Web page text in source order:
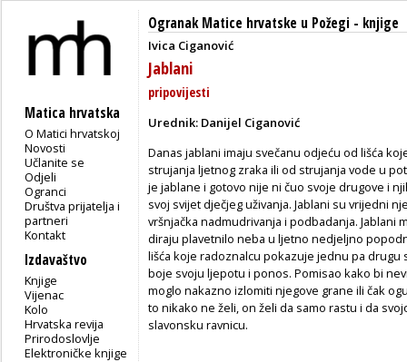
Matica hrvatska
O Matici hrvatskoj
Novosti
Učlanite se
Odjeli
Ogranci
Društva prijatelja i
partneri
Kontakt
Izdavaštvo
Knjige
Vijenac
Kolo
Hrvatska revija
Prirodoslovlje
Elektroničke knjige
Ogranak Matice hrvatske u Požegi - knjige
Ivica Ciganović
Jablani
pripovijesti
Urednik: Danijel Ciganović
Danas jablani imaju svečanu odjeću od lišća
strujanja ljetnog zraka ili od strujanja vode u
je jablane i gotovo nije ni čuo svoje drugove i
svoj svijet dječjeg uživanja. Jablani su vrijedni
vršnjačka nadmudrivanja i podbadanja. Jablani
diraju plavetnilo neba u ljetno nedjeljno
lišća koje radoznalcu pokazuje jednu pa
boje svoju ljepotu i ponos. Pomisao kako bi
moglo nakazno izlomiti njegove grane ili čak
to nikako ne želi, on želi da samo rastu i da
slavonsku ravnicu.